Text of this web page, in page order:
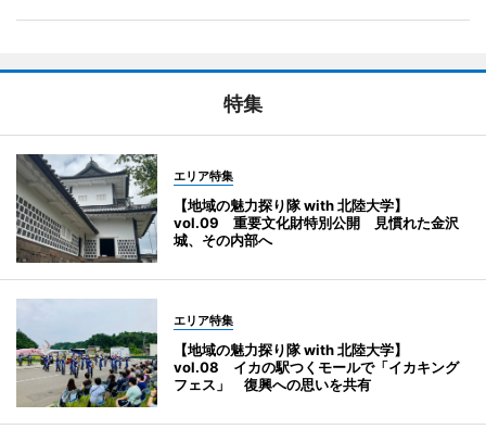
特集
エリア特集
【地域の魅力探り隊 with 北陸大学】
vol.09 重要文化財特別公開 見慣れた金沢
城、その内部へ
エリア特集
【地域の魅力探り隊 with 北陸大学】
vol.08 イカの駅つくモールで「イカキング
フェス」 復興への思いを共有